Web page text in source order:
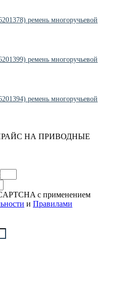
ремень многоручьевой
ремень многоручьевой
ремень многоручьевой
НА ПРИВОДНЫЕ
с применением
и Правилами